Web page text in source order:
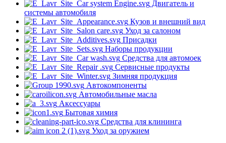
Двигатель и
системы автомобиля
Кузов и внешний вид
Уход за салоном
Присадки
Наборы продукции
Средства для автомоек
Сервисные продукты
Зимняя продукция
Автокомпоненты
Автомобильные масла
Аксессуары
Бытовая химия
Средства для клининга
Уход за оружием